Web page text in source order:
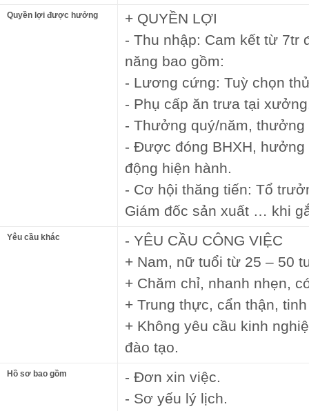
Quyền lợi được hưởng
+ QUYỀN LỢI
- Thu nhập: Cam kết từ 7tr
năng bao gồm:
- Lương cứng: Tuỳ chọn
- Phụ cấp ăn trưa tại
- Thưởng quý/năm,
- Được đóng BHXH,
động hiện hành.
- Cơ hội thăng tiến: Tổ
Giám đốc sản xuất … khi
Yêu cầu khác
- YÊU CẦU CÔNG VIỆC
+ Nam, nữ tuổi từ 25 – 50
+ Chăm chỉ, nhanh nhẹn,
+ Trung thực, cẩn thận,
+ Không yêu cầu kinh
đào tạo.
Hồ sơ bao gồm
- Đơn xin việc.
- Sơ yếu lý lịch.